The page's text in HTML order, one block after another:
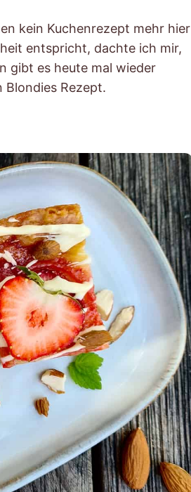
kein Kuchenrezept mehr hier
entspricht, dachte ich mir,
gibt es heute mal wieder
Blondies Rezept.